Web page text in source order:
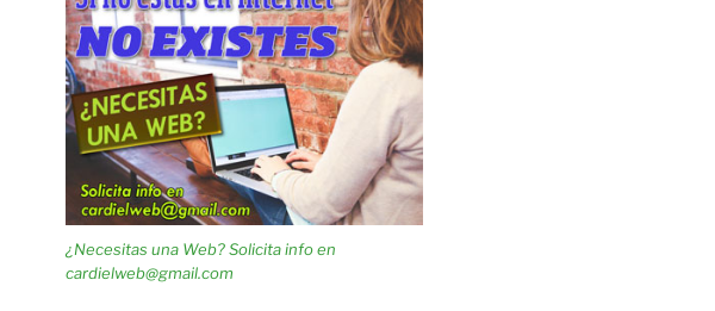
¿Necesitas una Web? Solicita info en
cardielweb@gmail.com